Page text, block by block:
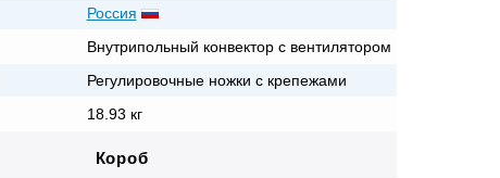
Россия
Внутрипольный конвектор с вентилятором
Регулировочные ножки с крепежами
18.93 кг
Короб